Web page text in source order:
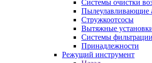
Системы очистки
Пылеулавливающие
Стружкоотсосы
Вытяжные
Системы
Принадлежности
Режущий инструмент